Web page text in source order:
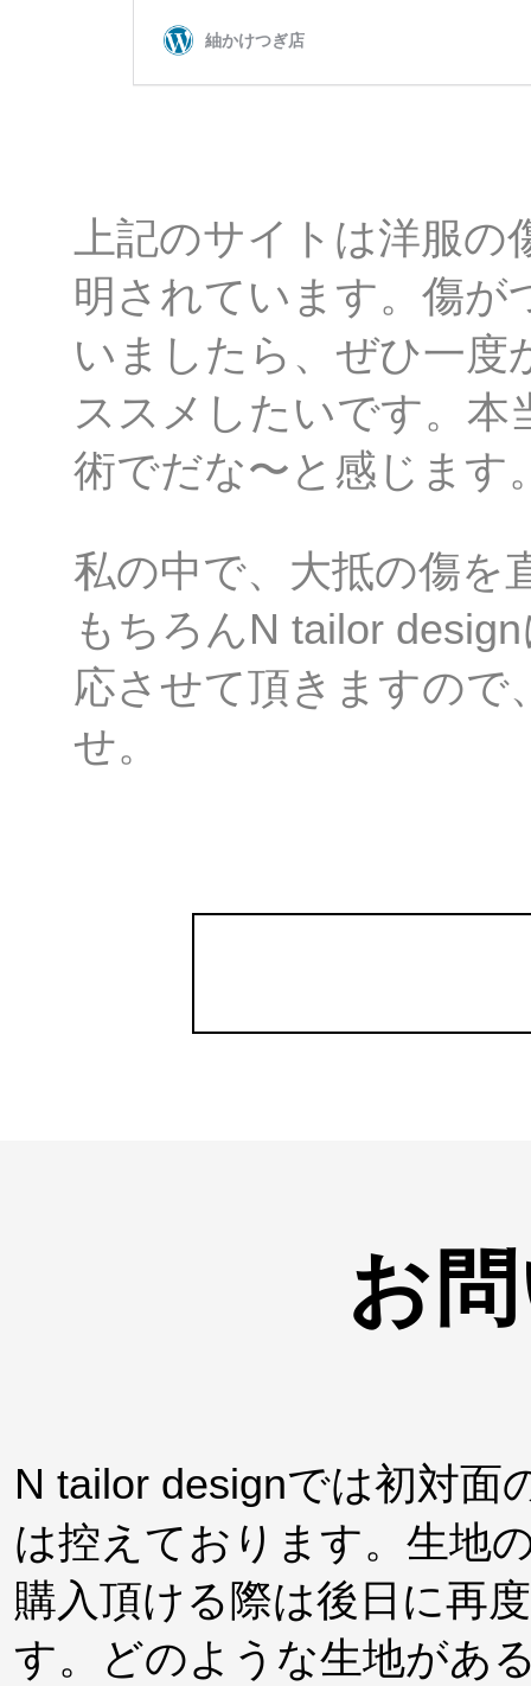
上記のサイトは洋服
明されています。傷が
いましたら、ぜひ一度
ススメしたいです。
術でだな〜と感じます
私の中で、大抵の傷を
もちろんN tailor
応させて頂きますので
せ。
お
N tailor designでは初対面
は控えております。生地
購入頂ける際は後日に再
す。どのような生地があ